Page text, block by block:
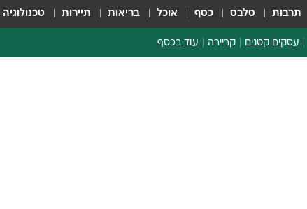
תרבות סלבס כסף אוכל בריאות תיירות טכנולוגיה
עסקים קטנים קריירה עוד בכסף